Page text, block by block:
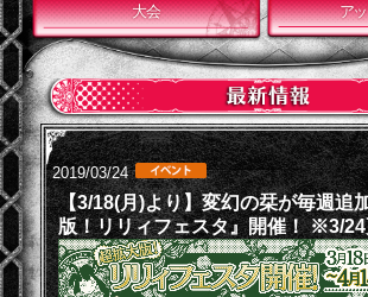
大会 ア
2019/03/24
【3/18(月)より】変幻の栞が毎週追
版！リリィフェスタ』開催！ ※3/